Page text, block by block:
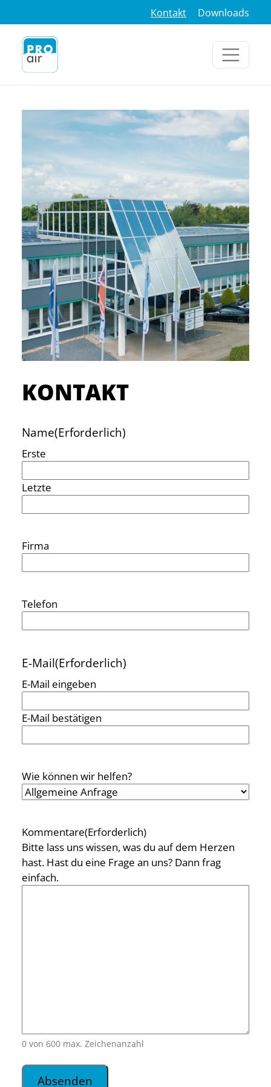
Kontakt Downloads
KONTAKT
Name(Erforderlich)
Erste
Letzte
Firma
Telefon
E-Mail(Erforderlich)
E-Mail eingeben
E-Mail bestätigen
Wie können wir helfen?
Kommentare(Erforderlich)
Bitte lass uns wissen, was du auf dem Herzen
hast. Hast du eine Frage an uns? Dann frag
einfach.
0 von 600 max. Zeichenanzahl